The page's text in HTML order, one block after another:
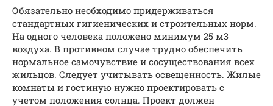
Обязательно необходимо придерживаться
стандартных гигиенических и строительных норм.
На одного человека положено минимум 25 м3
воздуха. В противном случае трудно обеспечить
нормальное самочувствие и сосуществования всех
жильцов. Следует учитывать освещенность. Жилые
комнаты и гостиную нужно проектировать с
учетом положения солнца. Проект должен